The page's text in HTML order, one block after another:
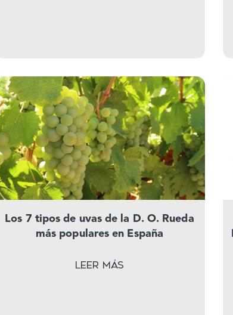
Los 7 tipos de uvas de la D. O. Rueda
más populares en España
Leer más